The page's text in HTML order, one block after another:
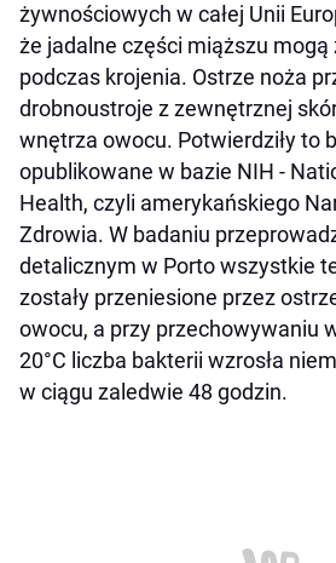
żywnościowych w całej Unii
że jadalne części miąższu mogą
podczas krojenia. Ostrze noża
drobnoustroje z zewnętrznej
wnętrza owocu. Potwierdziły to
opublikowane w bazie NIH -
Health, czyli amerykańskiego
Zdrowia. W badaniu
detalicznym w Porto wszystkie
zostały przeniesione przez
owocu, a przy przechowywaniu
20°C liczba bakterii wzrosła
w ciągu zaledwie 48 godzin.